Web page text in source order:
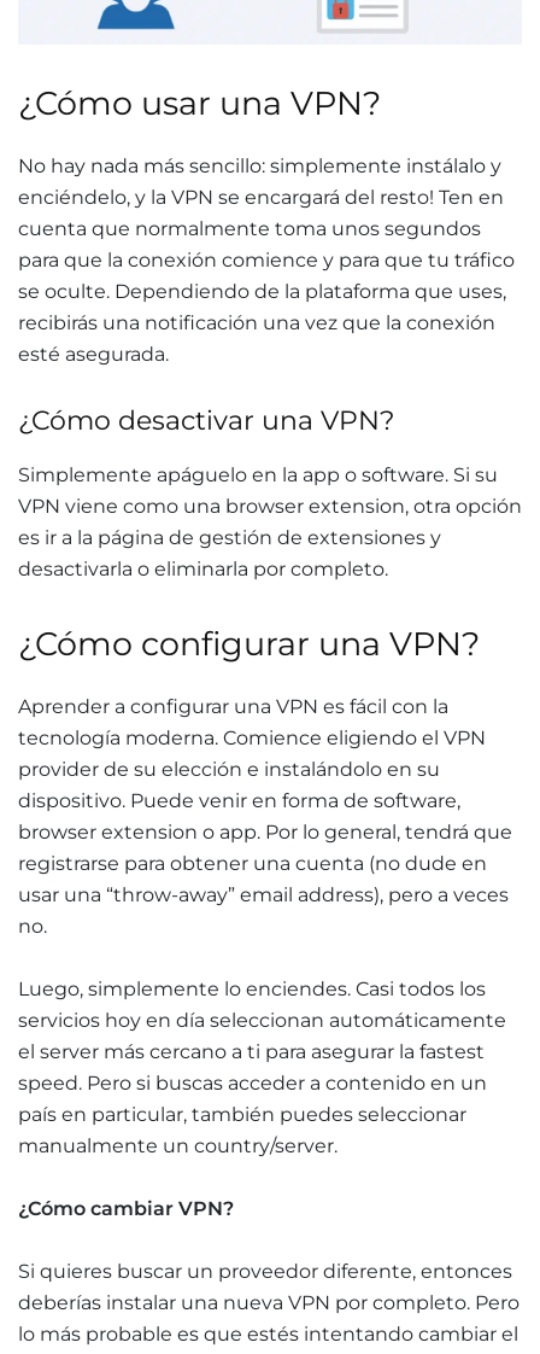
¿Cómo usar una VPN?
No hay nada más sencillo: simplemente instálalo y
enciéndelo, y la VPN se encargará del resto! Ten en
cuenta que normalmente toma unos segundos
para que la conexión comience y para que tu tráfico
se oculte. Dependiendo de la plataforma que uses,
recibirás una notificación una vez que la conexión
esté asegurada.
¿Cómo desactivar una VPN?
Simplemente apáguelo en la app o software. Si su
VPN viene como una browser extension, otra opción
es ir a la página de gestión de extensiones y
desactivarla o eliminarla por completo.
¿Cómo configurar una VPN?
Aprender a configurar una VPN es fácil con la
tecnología moderna. Comience eligiendo el VPN
provider de su elección e instalándolo en su
dispositivo. Puede venir en forma de software,
browser extension o app. Por lo general, tendrá que
registrarse para obtener una cuenta (no dude en
usar una “throw-away” email address), pero a veces
no.
Luego, simplemente lo enciendes. Casi todos los
servicios hoy en día seleccionan automáticamente
el server más cercano a ti para asegurar la fastest
speed. Pero si buscas acceder a contenido en un
país en particular, también puedes seleccionar
manualmente un country/server.
¿Cómo cambiar VPN?
Si quieres buscar un proveedor diferente, entonces
deberías instalar una nueva VPN por completo. Pero
lo más probable es que estés intentando cambiar el